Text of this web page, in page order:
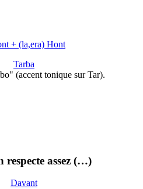
+ (la,era) Hont
Tarba
(accent tonique sur Tar).
respecte assez (…)
Davant